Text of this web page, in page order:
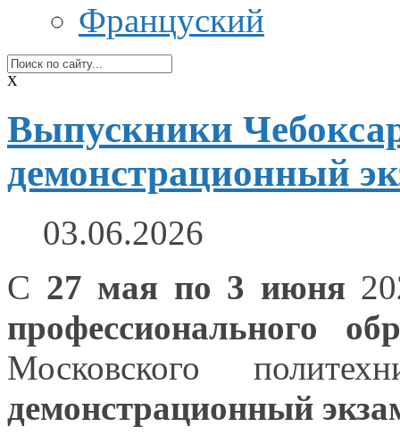
Француский
X
Выпускники
демонстрационный
03.06.2026
С 27 мая по 3 июня
профессионального
Московского
демонстрационный